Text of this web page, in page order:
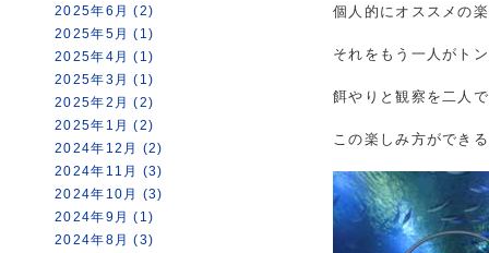
2025年6月 (2)
2025年5月 (1)
2025年4月 (1)
2025年3月 (1)
2025年2月 (2)
2025年1月 (2)
2024年12月 (2)
2024年11月 (3)
2024年10月 (3)
2024年9月 (1)
2024年8月 (3)
個人的にオススメの
それをもう一人がト
餌やりと観察を二人
この楽しみ方ができ